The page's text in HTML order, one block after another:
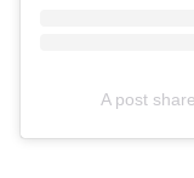
A post